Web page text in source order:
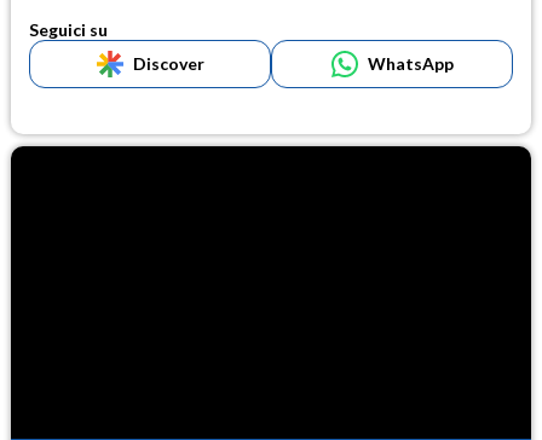
Seguici su
Discover
WhatsApp